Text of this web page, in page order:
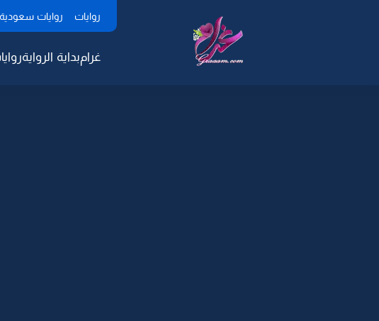
روايات روايات سعودية
غرامبداية الرواية